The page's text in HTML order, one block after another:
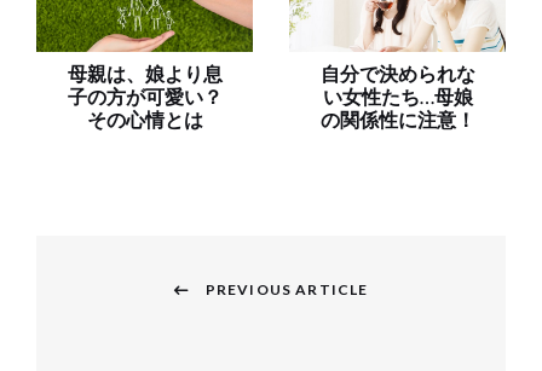
母親は、娘より息
子の方が可愛い？
その心情とは
自分で決められな
い女性たち…母娘
の関係性に注意！
PREVIOUS ARTICLE